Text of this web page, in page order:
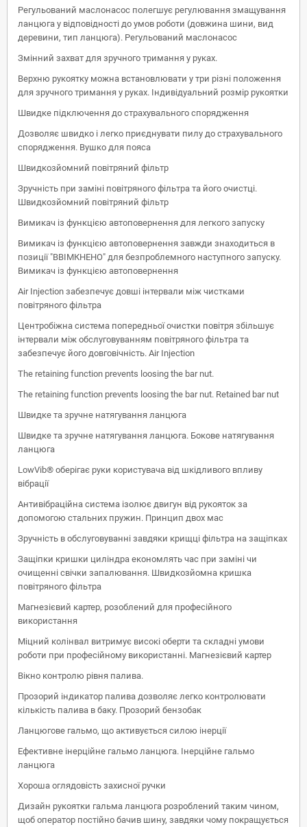
Регульований маслонасос полегшує регулювання змащування
ланцюга у відповідності до умов роботи (довжина шини, вид
деревини, тип ланцюга). Регульований маслонасос
Змінний захват для зручного тримання у руках.
Верхню рукоятку можна встановлювати у​ три різні положення
для зручного тримання у руках. Індивідуальний розмір рукоятки
Швидке підключення до страхувального спорядження
Дозволяє швидко і легко приєднувати пилу до страхувального
спорядження. Вушко для пояса
Швидкозйомний повітряний фільтр
Зручність при заміні повітряного фільтра та його очистці.
Швидкозйомний повітряний фільтр
Вимикач із функцією автоповернення для легкого запуску
Вимикач із функцією автоповернення завжди знаходиться в
позиції "ВВІМКНЕНО" для безпроблемного наступного запуску.
Вимикач із функцією автоповернення
Air Injection забезпечує довші інтервали між чистками
повітряного фільтра
Центробіжна система попередньої очистки повітря збільшує
інтервали між обслуговуванням повітряного фільтра та
забезпечує його довговічність. Air Injection
The retaining function prevents loosing the bar nut.
The retaining function prevents loosing the bar nut. Retained bar nut
Швидке та зручне натягування ланцюга
Швидке та зручне натягування ланцюга. Бокове натягування
ланцюга
LowVib® оберігає руки користувача від шкідливого впливу
вібрації
Антивібраційна система ізолює двигун від рукояток за
допомогою стальних пружин. Принцип двох мас
Зручність в обслуговуванні завдяки крищці фільтра на защіпках
Защіпки кришки циліндра економлять час при заміні чи
очищенні свічки запалювання. Швидкозйомна кришка
повітряного фільтра
Магнезієвий картер, розоблений для професійного
використання
Міцний колінвал витримує високі оберти та складні умови
роботи при професійному використанні. Магнезієвий картер
Вікно контролю рівня палива.
Прозорий індикатор палива дозволяє легко контролювати
кількість палива в баку. Прозорий бензобак
Ланцюгове гальмо, що активується силою інерції
Ефективне інерційне гальмо ланцюга. Інерційне гальмо
ланцюга
Хороша оглядовість захисної ручки
Дизайн рукоятки гальма ланцюга розроблений таким чином,
щоб оператор постійно бачив шину, завдяки чому покращується